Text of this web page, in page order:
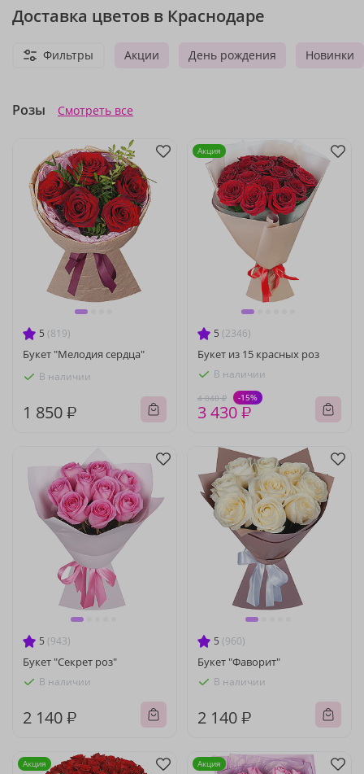
Доставка цветов в Краснодаре
Акции День рождения Новинки
Фильтры
Розы Смотреть все
5 (819)
Букет "Мелодия сердца"
В наличии
1 850 ₽
5 (2346)
Букет из 15 красных роз
В наличии
4 040 ₽ -15%
3 430 ₽
Акция
5 (943)
Букет "Секрет роз"
В наличии
2 140 ₽
5 (960)
Букет "Фаворит"
В наличии
2 140 ₽
Акция Акция